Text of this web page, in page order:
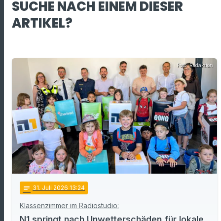
SUCHE NACH EINEM DIESER
ARTIKEL?
Foto: Redaktion
notes 31. Juli 2026 13:24
Klassenzimmer im Radiostudio: